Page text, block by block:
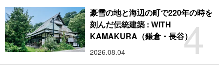
4
豪雪の地と海辺の町で220年の時を
刻んだ伝統建築 : WITH
KAMAKURA（鎌倉・長谷）
2026.08.04